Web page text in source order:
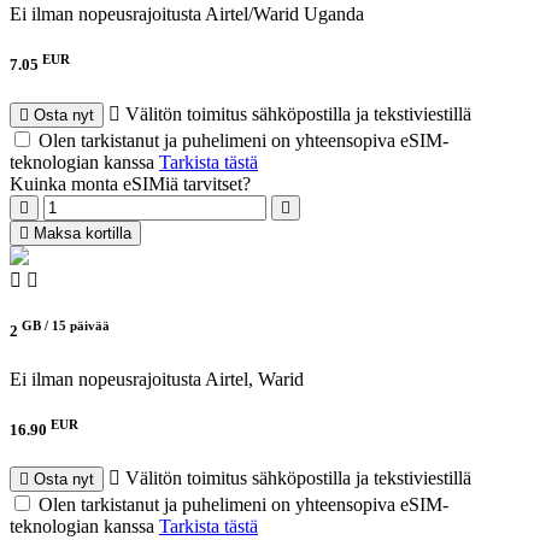
Ei ilman nopeusrajoitusta Airtel/Warid Uganda
7.05 EUR
Osta nyt
Välitön toimitus sähköpostilla ja tekstiviestillä
Olen tarkistanut ja puhelimeni on yhteensopiva eSIM-
teknologian kanssa Tarkista tästä
Kuinka monta eSIMiä tarvitset?
Maksa kortilla
2 GB / 15 päivää
Ei ilman nopeusrajoitusta Airtel, Warid
16.90 EUR
Osta nyt
Välitön toimitus sähköpostilla ja tekstiviestillä
Olen tarkistanut ja puhelimeni on yhteensopiva eSIM-
teknologian kanssa Tarkista tästä